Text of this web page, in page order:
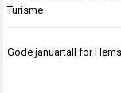
Turisme
Gode januartall for